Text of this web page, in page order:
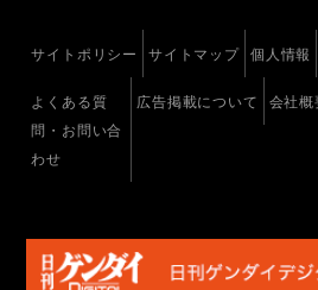
サイトポリシー サイトマップ 個人情報
よくある質
問・お問い合
わせ
広告掲載について 会社概